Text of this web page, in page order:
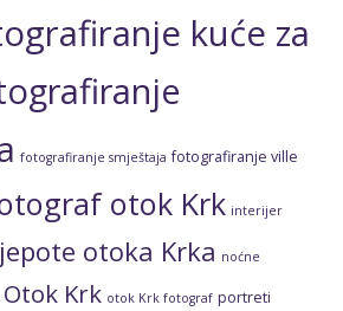
kuće za
fotografiranje smještaja fotografiranje ville
otok Krk interijer
otoka Krka noćne
Otok Krk otok Krk fotograf portreti